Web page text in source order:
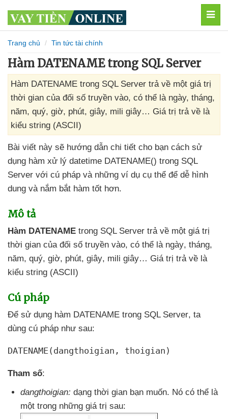
Trang chủ Tin tức tài chính
Hàm DATENAME trong SQL Server
Hàm DATENAME trong SQL Server trả về một giá trị
thời gian của đối số truyền vào, có thể là ngày, tháng,
năm, quý, giờ, phút, giây, mili giây… Giá trị trả về là
kiểu string (ASCII)
Bài viết này sẽ hướng dẫn chi tiết cho bạn cách sử
dụng hàm xử lý datetime DATENAME() trong SQL
Server với cú pháp và những ví dụ cụ thể để dễ hình
dung và nắm bắt hàm tốt hơn.
Mô tả
Hàm DATENAME trong SQL Server trả về một giá trị
thời gian của đối số truyền vào, có thể là ngày, tháng,
năm, quý, giờ, phút, giây, mili giây… Giá trị trả về là
kiểu string (ASCII)
Cú pháp
Để sử dụng hàm DATENAME trong SQL Server, ta
dùng cú pháp như sau:
DATENAME(dangthoigian , thoigian)
Tham số:
dangthoigian: dạng thời gian bạn muốn. Nó có thể là
một trong những giá trị sau: